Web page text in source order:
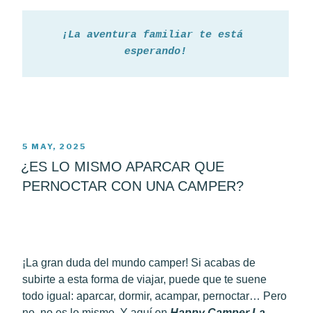
¡La aventura familiar te está
esperando!
POSTED
ON
5 MAY, 2025
¿ES LO MISMO APARCAR QUE
PERNOCTAR CON UNA CAMPER?
¡La gran duda del mundo camper! Si acabas de
subirte a esta forma de viajar, puede que te suene
todo igual: aparcar, dormir, acampar, pernoctar… Pero